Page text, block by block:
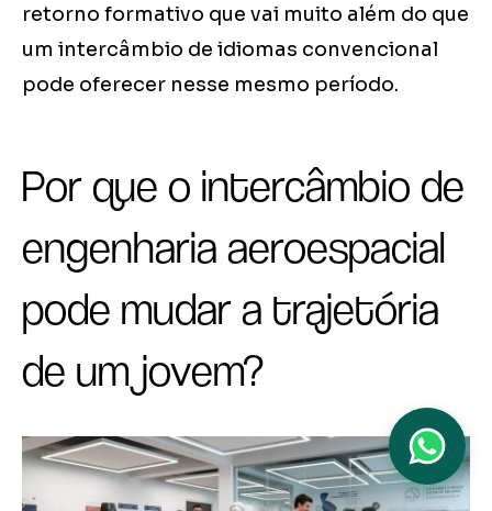
retorno formativo que vai muito além do que
um intercâmbio de idiomas convencional
pode oferecer nesse mesmo período.
Por que o intercâmbio de
engenharia aeroespacial
pode mudar a trajetória
de um jovem?